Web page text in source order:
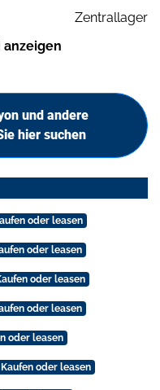
Zentrallager
anzeigen
und andere
hier suchen
oder leasen
oder leasen
oder leasen
oder leasen
oder leasen
oder leasen